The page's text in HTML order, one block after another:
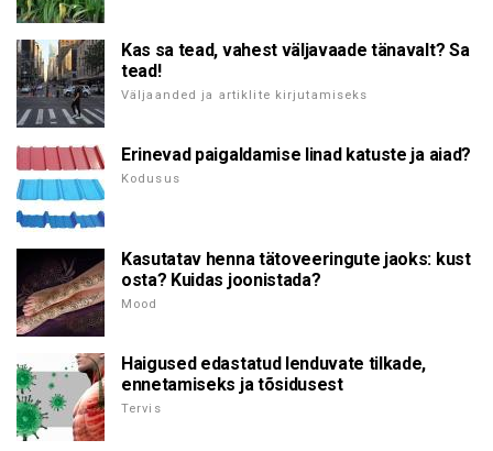
Kas sa tead, vahest väljavaade tänavalt? Sa
tead!
Väljaanded ja artiklite kirjutamiseks
Erinevad paigaldamise linad katuste ja aiad?
Kodusus
Kasutatav henna tätoveeringute jaoks: kust
osta? Kuidas joonistada?
Mood
Haigused edastatud lenduvate tilkade,
ennetamiseks ja tõsidusest
Tervis